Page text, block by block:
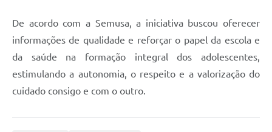
De acordo com a Semusa, a iniciativa buscou oferecer
informações de qualidade e reforçar o papel da escola e
da saúde na formação integral dos adolescentes,
estimulando a autonomia, o respeito e a valorização do
cuidado consigo e com o outro.